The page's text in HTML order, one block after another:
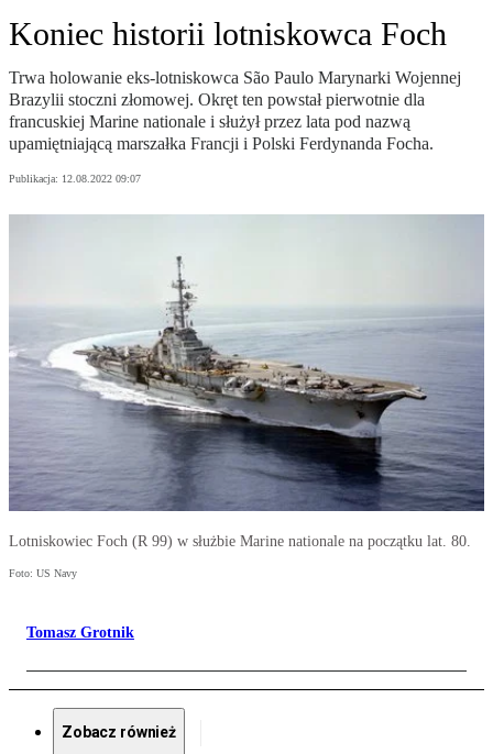
Koniec historii lotniskowca Foch
Trwa holowanie eks-lotniskowca São Paulo Marynarki Wojennej
Brazylii stoczni złomowej. Okręt ten powstał pierwotnie dla
francuskiej Marine nationale i służył przez lata pod nazwą
upamiętniającą marszałka Francji i Polski Ferdynanda Focha.
Publikacja: 12.08.2022 09:07
Lotniskowiec Foch (R 99) w służbie Marine nationale na początku lat. 80.
Foto: US Navy
Tomasz Grotnik
Zobacz również